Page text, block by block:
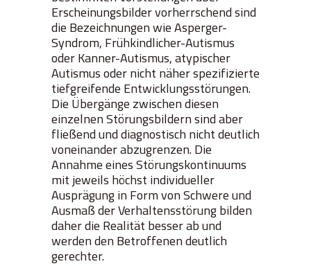
Erscheinungsbilder vorherrschend sind
die Bezeichnungen wie Asperger-
Syndrom, Frühkindlicher-Autismus
oder Kanner-Autismus, atypischer
Autismus oder nicht näher spezifizierte
tiefgreifende Entwicklungsstörungen.
Die Übergänge zwischen diesen
einzelnen Störungsbildern sind aber
fließend und diagnostisch nicht deutlich
voneinander abzugrenzen. Die
Annahme eines Störungskontinuums
mit jeweils höchst individueller
Ausprägung in Form von Schwere und
Ausmaß der Verhaltensstörung bilden
daher die Realität besser ab und
werden den Betroffenen deutlich
gerechter.